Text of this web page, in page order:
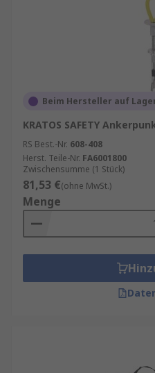
Beim Hersteller auf
KRATOS SAFETY
RS Best.-Nr. 608-408
Herst. Teile-Nr. FA6001800
Zwischensumme (1 Stück)
81,53 €(ohne MwSt.)
Menge